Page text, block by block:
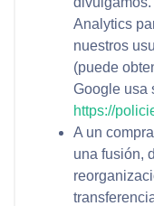
Analytics
nuestros
(puede
Google usa
https://
A un
una fusión,